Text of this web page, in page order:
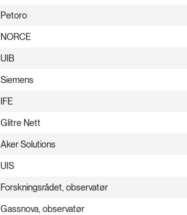
Petoro
NORCE
UIB
Siemens
IFE
Glitre Nett
Aker Solutions
UIS
Forskningsrådet, observatør
Gassnova, observatør